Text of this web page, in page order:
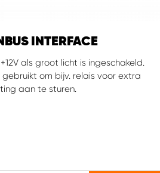
INTERFACE
als groot licht is ingeschakeld.
om bijv. relais voor extra
aan te sturen.